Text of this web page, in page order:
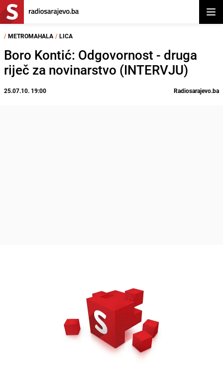
/ METROMAHALA / LICA
Boro Kontić: Odgovornost - druga
riječ za novinarstvo (INTERVJU)
25.07.10. 19:00 Radiosarajevo.ba